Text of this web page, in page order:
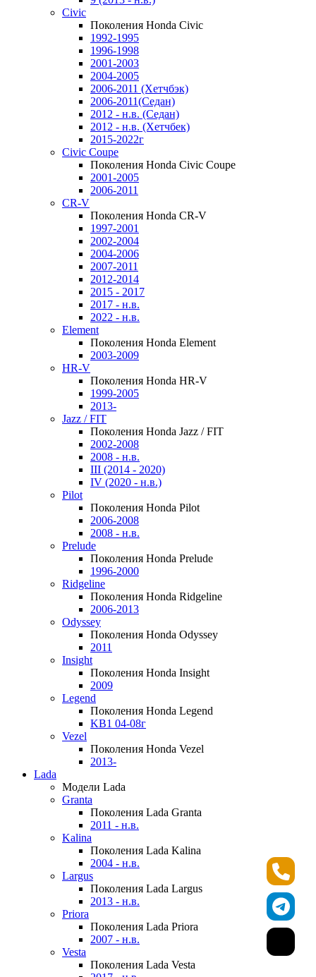
Civic
Поколения Honda Civic
1992-1995
1996-1998
2001-2003
2004-2005
2006-2011 (Хетчбэк)
2006-2011(Седан)
2012 - н.в. (Седан)
2012 - н.в. (Хетчбек)
2015-2022г
Civic Coupe
Поколения Honda Civic Coupe
2001-2005
2006-2011
CR-V
Поколения Honda CR-V
1997-2001
2002-2004
2004-2006
2007-2011
2012-2014
2015 - 2017
2017 - н.в.
2022 - н.в.
Element
Поколения Honda Element
2003-2009
HR-V
Поколения Honda HR-V
1999-2005
2013-
Jazz / FIT
Поколения Honda Jazz / FIT
2002-2008
2008 - н.в.
III (2014 - 2020)
IV (2020 - н.в.)
Pilot
Поколения Honda Pilot
2006-2008
2008 - н.в.
Prelude
Поколения Honda Prelude
1996-2000
Ridgeline
Поколения Honda Ridgeline
2006-2013
Odyssey
Поколения Honda Odyssey
2011
Insight
Поколения Honda Insight
2009
Legend
Поколения Honda Legend
KB1 04-08г
Vezel
Поколения Honda Vezel
2013-
Lada
Модели Lada
Granta
Поколения Lada Granta
2011 - н.в.
Kalina
Поколения Lada Kalina
2004 - н.в.
Largus
Поколения Lada Largus
2013 - н.в.
Priora
Поколения Lada Priora
2007 - н.в.
Vesta
Поколения Lada Vesta